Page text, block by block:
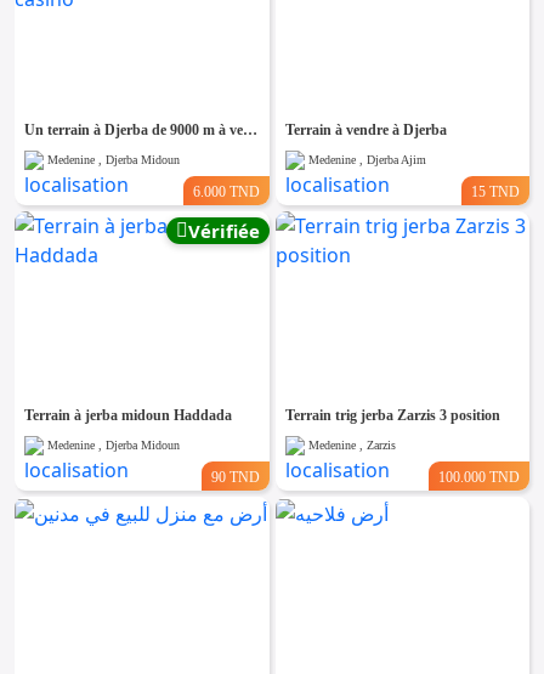
Un terrain à Djerba de 9000 m à vendre derrière le casino
Medenine , Djerba Midoun
6.000 TND
Terrain à vendre à Djerba
Medenine , Djerba Ajim
15 TND
Vérifiée
Terrain à jerba midoun Haddada
Medenine , Djerba Midoun
90 TND
Terrain trig jerba Zarzis 3 position
Medenine , Zarzis
100.000 TND